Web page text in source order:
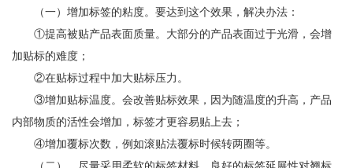
（一）增加标签的粘度。要达到这个效果，解决办法：
①提高被贴产品表面质量。大部分的产品表面过于光滑，会增
加贴标的难度；
②在贴标过程中加大贴标压力。
③增加贴标温度。会改善贴标效果，因为随温度的升高，产品
内部物质的活性会增加，标签才更容易贴上去；
④增加覆标次数，例如滚贴法覆标时候转两圈等。